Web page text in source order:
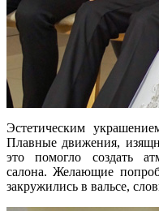
Эстетическим
Плавные движения,
это помогло создать
салона. Желающие
закружились в вальсе,